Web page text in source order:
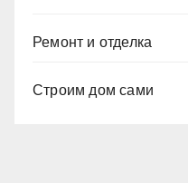
Ремонт и отделка
Строим дом сами